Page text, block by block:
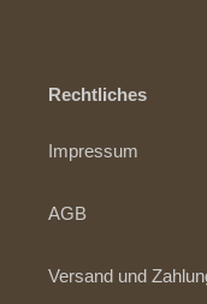
Rechtliches
Impressum
AGB
Versand und